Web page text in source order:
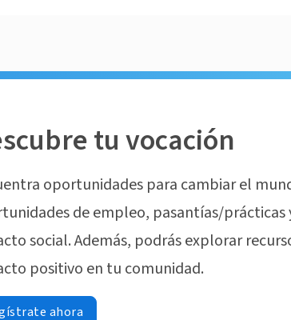
tu vocación
oportunidades para cambiar el
de empleo, pasantías/
social. Además, podrás explorar
positivo en tu comunidad.
ahora